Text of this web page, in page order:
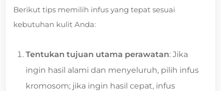
Berikut tips memilih infus yang tepat sesuai
kebutuhan kulit Anda:
Tentukan tujuan utama perawatan: Jika
ingin hasil alami dan menyeluruh, pilih infus
kromosom; jika ingin hasil cepat, infus